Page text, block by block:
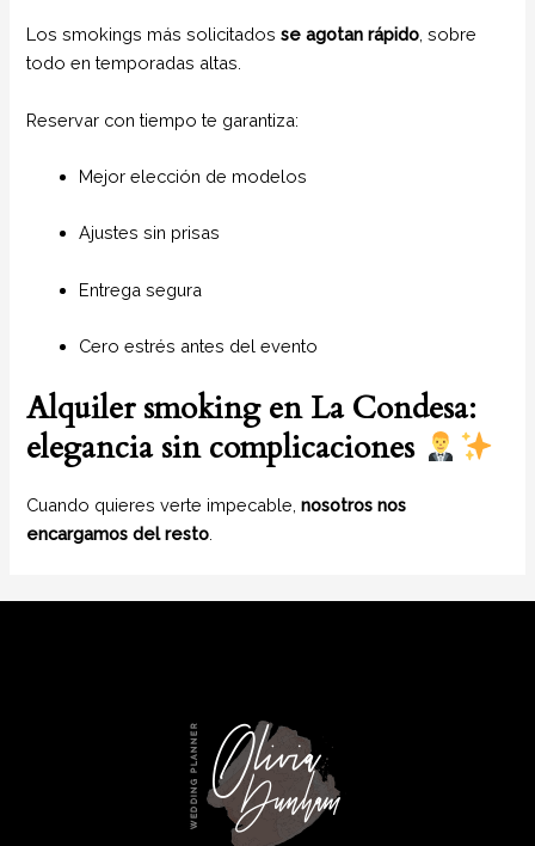
Los smokings más solicitadosse agotan rápido, sobre
todo en temporadas altas.
Reservar con tiempo te garantiza:
Mejor elección de modelos
Ajustes sin prisas
Entrega segura
Cero estrés antes del evento
Alquiler smoking en La Condesa:
elegancia sin complicaciones
Cuando quieres verte impecable,nosotros nos
encargamos del resto.